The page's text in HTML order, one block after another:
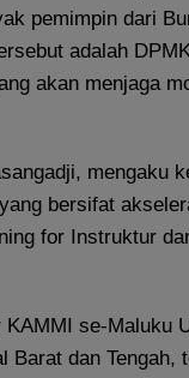
pemimpin dari
adalah
akan menjaga
mengaku
bersifat
for Instruktur
se-Maluku
Barat dan Tengah,